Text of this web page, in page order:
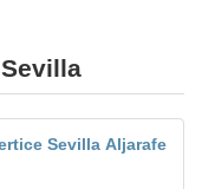
Sevilla Aljarafe